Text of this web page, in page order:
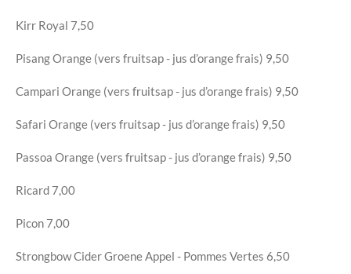
Kirr Royal 7,50
Pisang Orange (vers fruitsap - jus d’orange frais) 9,50
Campari Orange (vers fruitsap - jus d’orange frais) 9,50
Safari Orange (vers fruitsap - jus d’orange frais) 9,50
Passoa Orange (vers fruitsap - jus d’orange frais) 9,50
Ricard 7,00
Picon 7,00
Strongbow Cider Groene Appel - Pommes Vertes 6,50